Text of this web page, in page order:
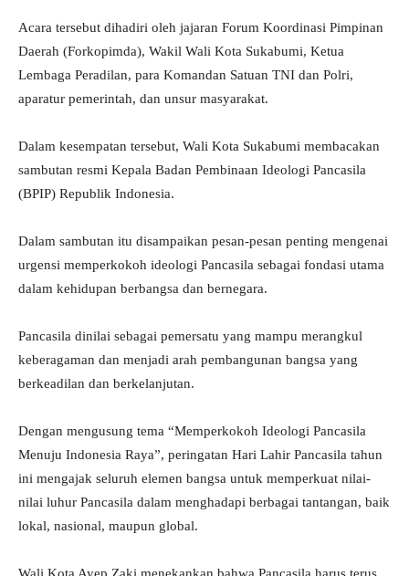
Acara tersebut dihadiri oleh jajaran Forum Koordinasi Pimpinan
Daerah (Forkopimda), Wakil Wali Kota Sukabumi, Ketua
Lembaga Peradilan, para Komandan Satuan TNI dan Polri,
aparatur pemerintah, dan unsur masyarakat.
Dalam kesempatan tersebut, Wali Kota Sukabumi membacakan
sambutan resmi Kepala Badan Pembinaan Ideologi Pancasila
(BPIP) Republik Indonesia.
Dalam sambutan itu disampaikan pesan-pesan penting mengenai
urgensi memperkokoh ideologi Pancasila sebagai fondasi utama
dalam kehidupan berbangsa dan bernegara.
Pancasila dinilai sebagai pemersatu yang mampu merangkul
keberagaman dan menjadi arah pembangunan bangsa yang
berkeadilan dan berkelanjutan.
Dengan mengusung tema “Memperkokoh Ideologi Pancasila
Menuju Indonesia Raya”, peringatan Hari Lahir Pancasila tahun
ini mengajak seluruh elemen bangsa untuk memperkuat nilai-
nilai luhur Pancasila dalam menghadapi berbagai tantangan, baik
lokal, nasional, maupun global.